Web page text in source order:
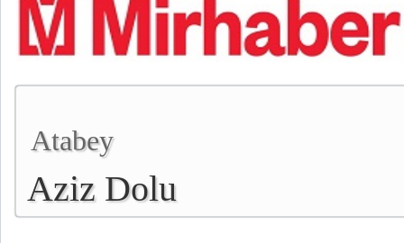
Atabey
Aziz Dolu